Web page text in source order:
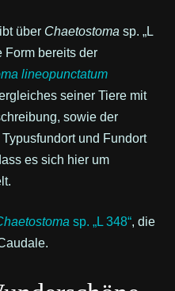
über Chaetostoma sp. „L
Form bereits der
lineopunctatum
seiner Tiere mit
sowie der
und Fundort
es sich hier um
sp. „L 348“, die